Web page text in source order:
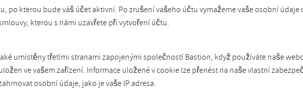
po kterou bude váš účet aktivní. Po zrušení vašeho účtu vymažeme vaše osobní
kterou s námi uzavřete při vytvoření účtu.
umístěny třetími stranami zapojenými společností Bastion, když používáte naše
ve vašem zařízení. Informace uložené v cookie lze přenést na naše vlastní
osobní údaje, jako je vaše IP adresa.